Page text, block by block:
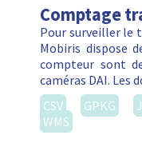
Comptage
Pour surveiller le
Mobiris dispose
compteur sont
caméras DAI. Les
CSV
GPKG
WMS